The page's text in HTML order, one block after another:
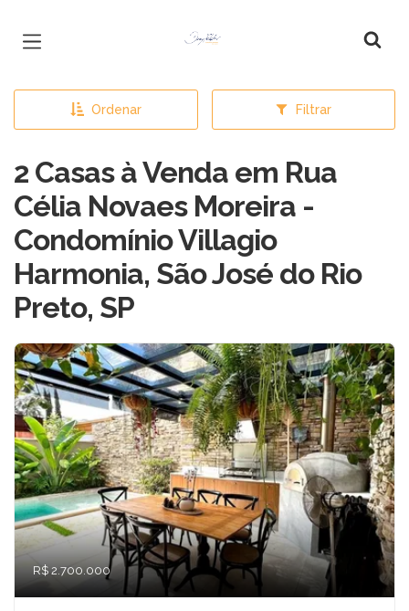
Página inicial
Ordenar Filtrar
2 Casas à Venda em Rua
Célia Novaes Moreira -
Condomínio Villagio
Harmonia, São José do Rio
Preto, SP
R$ 2.700.000